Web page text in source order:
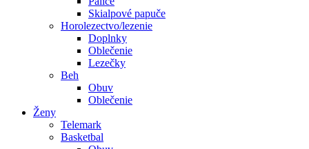
Skialpové papuče
Horolezectvo/lezenie
Doplnky
Oblečenie
Lezečky
Beh
Obuv
Oblečenie
Ženy
Telemark
Basketbal